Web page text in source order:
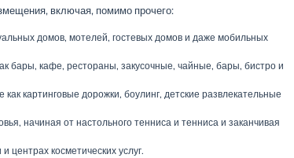
включая, помимо прочего:
домов, мотелей, гостевых домов и даже мобильных
бары, кафе, рестораны, закусочные, чайные, бары, бистро и
картинговые дорожки, боулинг, детские развлекательные
начиная от настольного тенниса и тенниса и заканчивая
центрах косметических услуг.